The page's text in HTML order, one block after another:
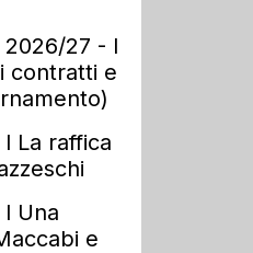
27 - I
contratti e
La raffica
Una
e